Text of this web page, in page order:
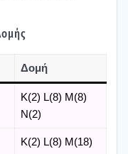
Δομή
K(2) L(8) M(8)
N(2)
K(2) L(8) M(18)